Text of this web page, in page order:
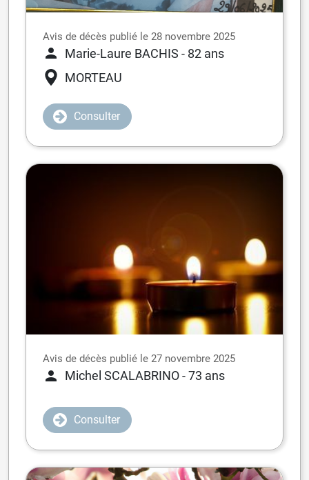
Avis de décès publié le 28 novembre 2025
Marie-Laure BACHIS - 82 ans
MORTEAU
Consulter
Avis de décès publié le 27 novembre 2025
Michel SCALABRINO- 73 ans
Consulter